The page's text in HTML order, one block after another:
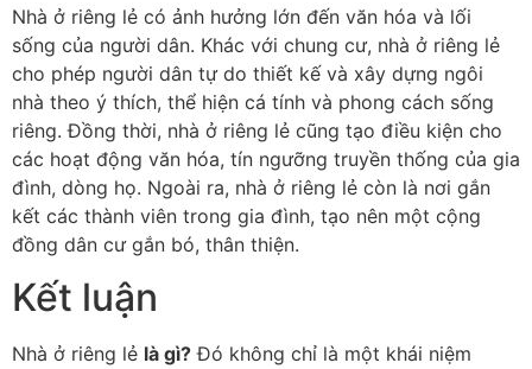
Nhà ở riêng lẻ có ảnh hưởng lớn đến văn hóa và lối
sống của người dân. Khác với chung cư, nhà ở riêng lẻ
cho phép người dân tự do thiết kế và xây dựng ngôi
nhà theo ý thích, thể hiện cá tính và phong cách sống
riêng. Đồng thời, nhà ở riêng lẻ cũng tạo điều kiện cho
các hoạt động văn hóa, tín ngưỡng truyền thống của gia
đình, dòng họ. Ngoài ra, nhà ở riêng lẻ còn là nơi gắn
kết các thành viên trong gia đình, tạo nên một cộng
đồng dân cư gắn bó, thân thiện.
Kết luận
Nhà ở riêng lẻ là gì? Đó không chỉ là một khái niệm